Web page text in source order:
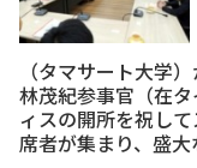
（タマサート大学
林茂紀参事官（在
ィスの開所を祝し
席者が集まり、盛大